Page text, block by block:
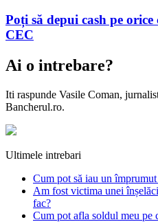
Poți să depui cash pe
CEC
Ai o intrebare?
Iti raspunde Vasile Coman,
Bancherul.ro.
Ultimele intrebari
Cum pot să iau un
Am fost victima unei
fac?
Cum pot afla soldul meu pe